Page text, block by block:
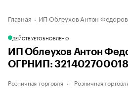
Главная ИП Облеухов Антон
ДЕЙСТВУЕТОБНОВЛЕНО
ИП Облеухов Антон
ОГРНИП:
Розничная торговля Розничная